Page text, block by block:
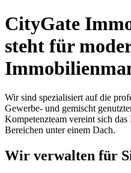
CityGate
steht für
Wir sind spezialisiert auf die
Gewerbe- und gemischt
Kompetenzteam vereint sich
Bereichen unter einem Dach.
Wir verwalten für